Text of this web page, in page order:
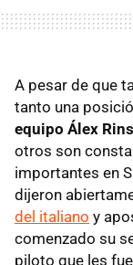
A pesar de que
tanto una
equipo Álex Rins
otros son
importantes en
dijeron
del italiano y
comenzado su
piloto que les